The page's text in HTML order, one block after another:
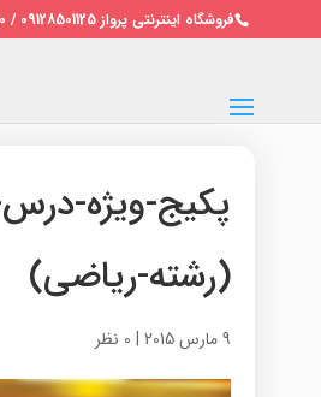
فروشگاه اینترنتی پرواز 09128501125 / 02122691010
پکیج-ویژه-
(رشته-ریاضی)
9 مارس 2015 | 0 نظر